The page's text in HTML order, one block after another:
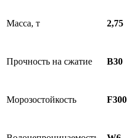
Масса, т 2,75
Прочность на сжатие B30
Морозостойкость F300